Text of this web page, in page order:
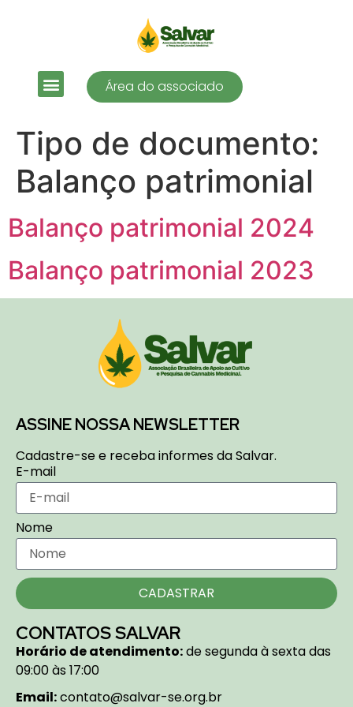
Área do associado
Tipo de documento:
Balanço patrimonial
Balanço patrimonial 2024
Balanço patrimonial 2023
ASSINE NOSSA NEWSLETTER
Cadastre-se e receba informes da Salvar.
E-mail
Nome
CADASTRAR
CONTATOS SALVAR
Horário de atendimento:de segunda à sexta das
09:00 às 17:00
Email:contato@salvar-se.org.br